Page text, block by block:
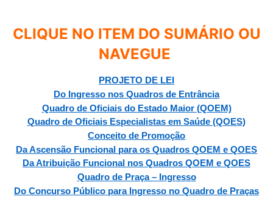
CLIQUE NO ITEM DO SUMÁRIO OU
NAVEGUE
PROJETO DE LEI
Do Ingresso nos Quadros de Entrância
Quadro de Oficiais do Estado Maior (QOEM)
Quadro de Oficiais Especialistas em Saúde (QOES)
Conceito de Promoção
Da Ascensão Funcional para os Quadros QOEM e QOES
Da Atribuição Funcional nos Quadros QOEM e QOES
Quadro de Praça – Ingresso
Do Concurso Público para Ingresso no Quadro de Praças